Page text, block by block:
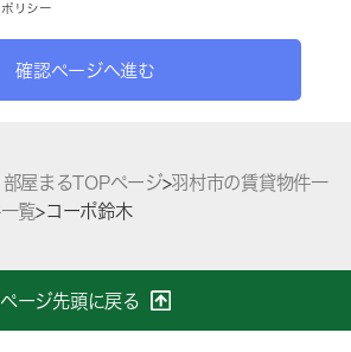
リシー
確認ページへ進む
屋まるTOPページ>羽村市の賃貸物件一
覧>コーポ鈴木
ページ先頭に戻る